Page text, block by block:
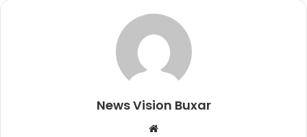
News Vision Buxar